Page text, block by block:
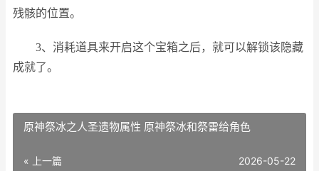
残骸的位置。
3、消耗道具来开启这个宝箱之后，就可以解锁该隐藏
成就了。
原神祭冰之人圣遗物属性 原神祭冰和祭雷给角色
« 上一篇 2026-05-22